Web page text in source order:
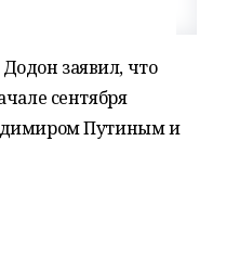
заявил, что
сентября
Путиным и